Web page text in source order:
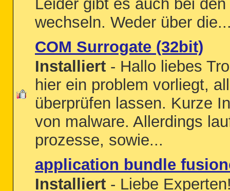
Leider gibt es auch bei
wechseln. Weder über
COM Surrogate (32bit)
Installiert - Hallo liebes
hier ein problem vorliegt,
überprüfen lassen. Kurze
von malware. Allerdings
prozesse, sowie...
application bundle
Installiert - Liebe